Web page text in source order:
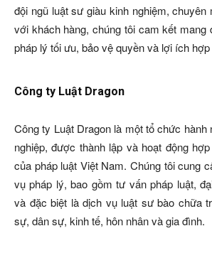
đội ngũ luật sư giàu kinh nghiệm, chuyên
với khách hàng, chúng tôi cam kết mang
pháp lý tối ưu, bảo vệ quyền và lợi ích
Công ty Luật Dragon
Công ty Luật Dragon là một tổ chức hành
nghiệp, được thành lập và hoạt động
của pháp luật Việt Nam. Chúng tôi cung
vụ pháp lý, bao gồm tư vấn pháp luật,
và đặc biệt là dịch vụ luật sư bào chữa
sự, dân sự, kinh tế, hôn nhân và gia đình.